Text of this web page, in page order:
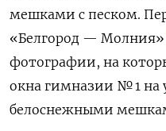
мешками с песком.
«Белгород — Молния»
фотографии, на
окна гимназии № 1 на
белоснежными